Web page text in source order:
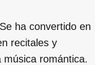
Se ha convertido en
recitales y
música romántica.